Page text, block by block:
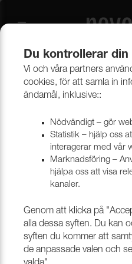
Övrigt
Du kontrollerar din
Vi och våra partners
cookies, för att samla in
ändamål, inklusive::
Nödvändigt – gör
Statistik – hjälp oss
interagerar med vår
Marknadsföring –
hjälpa oss att visa
kanaler.
Genom att klicka på
alla dessa syften. Du kan
syften du kommer att
de anpassade valen och